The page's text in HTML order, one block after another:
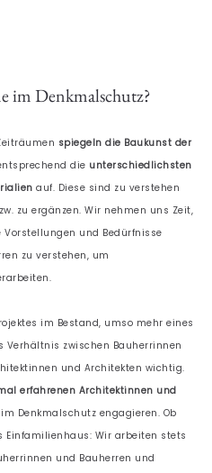
im Denkmalschutz?
spiegeln die Baukunst der
die unterschiedlichsten
auf. Diese sind zu verstehen
zu ergänzen. Wir nehmen uns Zeit,
und Bedürfnisse
zu verstehen, um
im Bestand, umso mehr eines
Verhältnis zwischen Bauherrinnen
und Architekten wichtig.
erfahrenen Architektinnen und
Denkmalschutz engagieren. Ob
Einfamilienhaus: Wir arbeiten stets
und Bauherren und